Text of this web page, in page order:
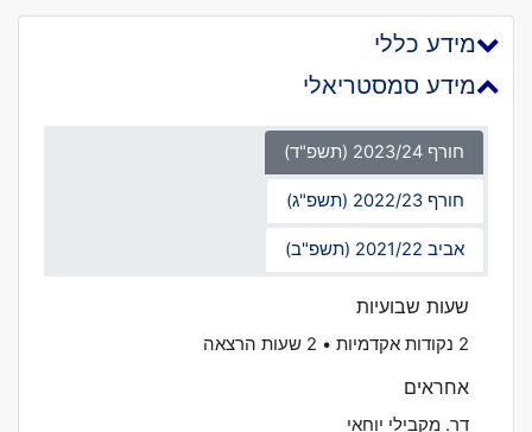
מידע כללי
מידע סמסטריאלי
חורף 2023/24 (תשפ"ד)
חורף 2022/23 (תשפ"ג)
אביב 2021/22 (תשפ"ב)
שעות שבועיות
2 נקודות אקדמיות • 2 שעות הרצאה
אחראים
דר. מקבילי יוחאי